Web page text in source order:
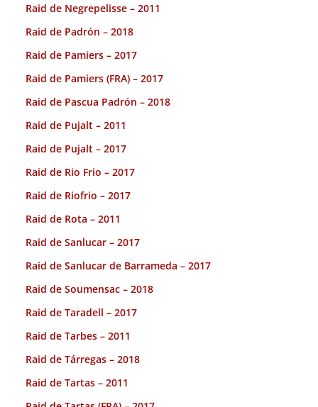
Raid de Negrepelisse – 2011
Raid de Padrón – 2018
Raid de Pamiers – 2017
Raid de Pamiers (FRA) – 2017
Raid de Pascua Padrón – 2018
Raid de Pujalt – 2011
Raid de Pujalt – 2017
Raid de Rio Frio – 2017
Raid de Riofrio – 2017
Raid de Rota – 2011
Raid de Sanlucar – 2017
Raid de Sanlucar de Barrameda – 2017
Raid de Soumensac – 2018
Raid de Taradell – 2017
Raid de Tarbes – 2011
Raid de Tárregas – 2018
Raid de Tartas – 2011